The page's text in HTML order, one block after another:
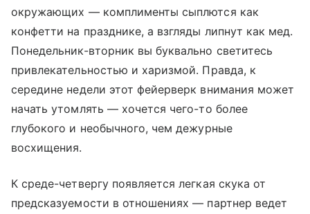
окружающих — комплименты сыплются как
конфетти на празднике, а взгляды липнут как мед.
Понедельник-вторник вы буквально светитесь
привлекательностью и харизмой. Правда, к
середине недели этот фейерверк внимания может
начать утомлять — хочется чего-то более
глубокого и необычного, чем дежурные
восхищения.
К среде-четвергу появляется легкая скука от
предсказуемости в отношениях — партнер ведет